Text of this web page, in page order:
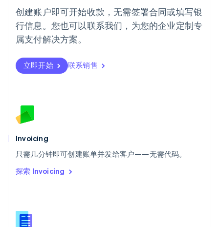
创建账户即可开始收款，无需签署合同或填写银
行信息。您也可以联系我们，为您的企业定制专
属支付解决方案。
立即开始 联系销售
Invoicing
只需几分钟即可创建账单并发给客户——无需代码。
探索 Invoicing
日本
日本語 English
瑞典
SvenskaEnglish
Deutsch FrançaisItaliano English
塞浦路斯
English
ไทยEnglish
希腊
English
西班牙
新西兰
English